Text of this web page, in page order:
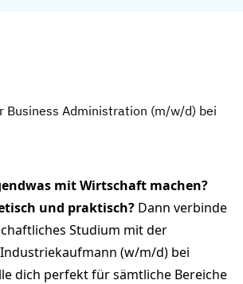
Business Administration (m/w/d) bei
mit Wirtschaft machen?
und praktisch? Dann verbinde
Studium mit der
(w/m/d) bei
dich perfekt für sämtliche Bereiche